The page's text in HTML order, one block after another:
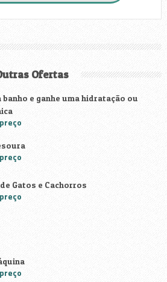
Ofertas
banho e ganhe uma hidratação ou
Gatos e Cachorros